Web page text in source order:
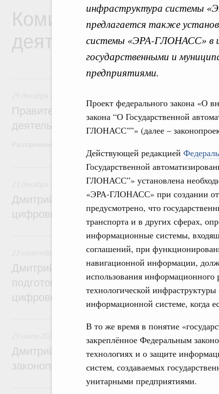
инфраструктура системы
предлагается также
системы «ЭРА-ГЛОНАСС» в
государственными и
предприятиями.
Проект федерального закона «О
закона “О Государственной
ГЛОНАСС"”» (далее –
Действующей редакцией
Государственной
ГЛОНАСС”» установлена
«ЭРА-ГЛОНАСС» при создании
предусмотрено, что
транспорта и в других сферах,
информационные системы,
соглашений, при
навигационной информации,
использования информационного
технологической
информационной системе, когда
В то же время в понятие
закреплённое Федеральным
технологиях и о защите
систем, создаваемых
унитарными предприятиями.
Комиссия
деятельности
29 декабря 2025, понедельник
Правительство утвердило план
деятельности на 2026 год
23 декабря 2024, понедельник
Дмитрий Григоренко: Правительство
цифровизацию законопроектной
23 сентября 2024, понедельник
Правовые вопросы работы
Дмитрий Григоренко: Правительство
подготовки нормативных актов и
цифровой формат
Правовые вопросы работы Правительства
Дмитрий Григоренко: Цифровизация
законопроектной деятельности
24 июля 2023, понедельник